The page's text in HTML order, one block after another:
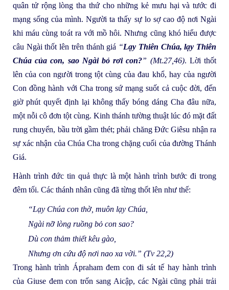
quân tử rộng lòng tha thứ cho những kẻ mưu hại và tước đi
mạng sống của mình. Người ta thấy sự lo sợ cao độ nơi Ngài
khi máu cùng toát ra với mồ hôi. Nhưng cũng khó hiểu được
câu Ngài thốt lên trên thánh giá “Lạy Thiên Chúa, lạy Thiên
Chúa của con, sao Ngài bỏ rơi con?” (Mt.27,46). Lời thốt
lên của con người trong tột cùng của đau khổ, hay của người
Con đồng hành với Cha trong sứ mạng suốt cả cuộc đời, đến
giờ phút quyết định lại không thấy bóng dáng Cha đâu nữa,
một nỗi cô đơn tột cùng. Kinh thánh tường thuật lúc đó mặt đất
rung chuyển, bầu trời gầm thét; phải chăng Đức Giêsu nhận ra
sự xác nhận của Chúa Cha trong chặng cuối của đường Thánh
Giá.
Hành trình đức tin quả thực là một hành trình bước đi trong
đêm tối. Các thánh nhân cũng đã từng thốt lên như thế:
“Lạy Chúa con thờ, muôn lạy Chúa,
Ngài nỡ lòng ruồng bỏ con sao?
Dù con thảm thiết kêu gào,
Nhưng ơn cứu độ nơi nao xa vời.” (Tv 22,2)
Trong hành trình Ápraham đem con đi sát tế hay hành trình
của Giuse đem con trốn sang Aicập, các Ngài cũng phải trải